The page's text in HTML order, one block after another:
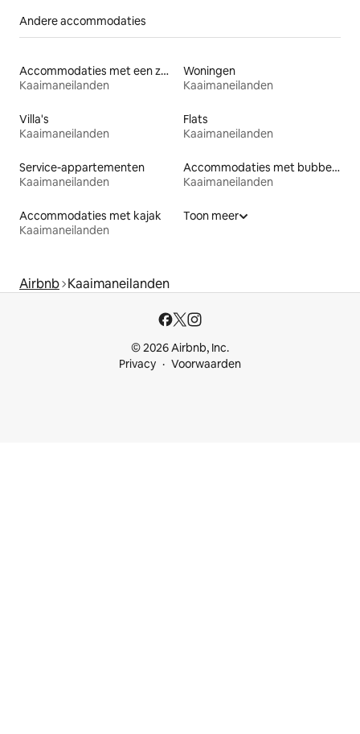
Andere accommodaties
Accommodaties met een zwembad
Kaaimaneilanden
Woningen
Kaaimaneilanden
Villa's
Kaaimaneilanden
Flats
Kaaimaneilanden
Service-appartementen
Kaaimaneilanden
Accommodaties met bubbelbad
Kaaimaneilanden
Accommodaties met kajak
Kaaimaneilanden
Toon meer
Airbnb Kaaimaneilanden
© 2026 Airbnb, Inc.
Privacy
Voorwaarden